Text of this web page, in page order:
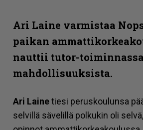
Ari Laine varmistaa
paikan
nauttii tutor-
mahdollisuuksista.
Ari Lai­netie­si pe­rus­kou­lun­sa
sel­vil­lä sä­ve­lil­lä pol­ku­kin oli